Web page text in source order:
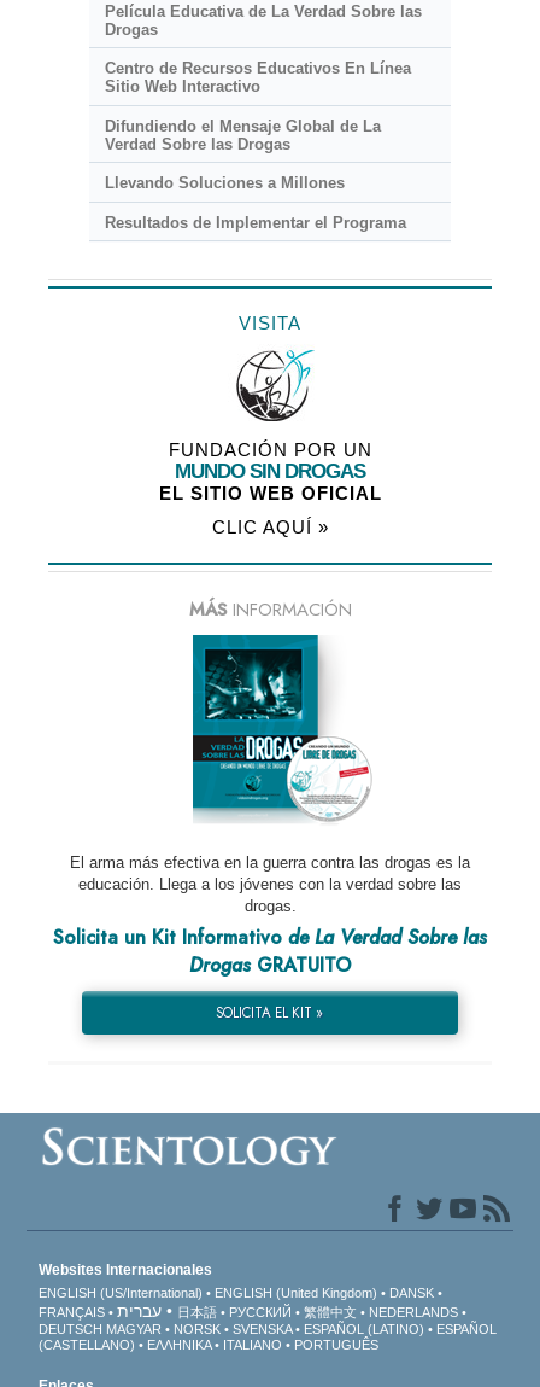
Película Educativa de La Verdad Sobre las
Drogas
Centro de Recursos Educativos En Línea
Sitio Web Interactivo
Difundiendo el Mensaje Global de La
Verdad Sobre las Drogas
Llevando Soluciones a Millones
Resultados de Implementar el Programa
VISITA
FUNDACIÓN POR UN
MUNDO SIN DROGAS
EL SITIO WEB OFICIAL
CLIC AQUÍ »
MÁSINFORMACIÓN
El arma más efectiva en la guerra contra las drogas es la
educación. Llega a los jóvenes con la verdad sobre las
drogas.
Solicita un Kit Informativo de La Verdad Sobre las
DrogasGRATUITO
SOLICITA EL KIT »
Websites Internacionales
ENGLISH (US/International) ENGLISH (United Kingdom)
DANSK
FRANÇAIS
עברית 日本語 РУССКИЙ 繁體中文
NEDERLANDS
DEUTSCH MAGYAR NORSK SVENSKA ESPAÑOL (LATINO)
ESPAÑOL
(CASTELLANO)
ΕΛΛΗΝΙΚA ITALIANO PORTUGUÊS